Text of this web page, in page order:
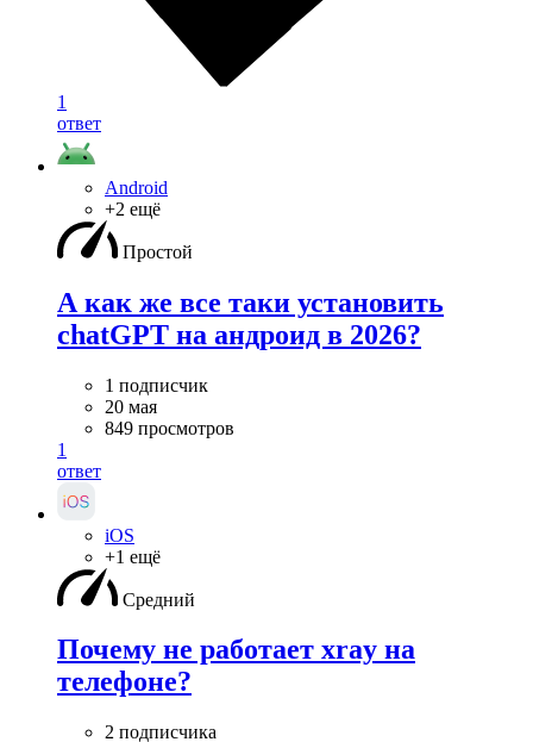
1
ответ
Android
+2 ещё
Простой
А как же все таки установить
chatGPT на андроид в 2026?
1 подписчик
20 мая
849 просмотров
1
ответ
iOS
+1 ещё
Средний
Почему не работает xray на
телефоне?
2 подписчика